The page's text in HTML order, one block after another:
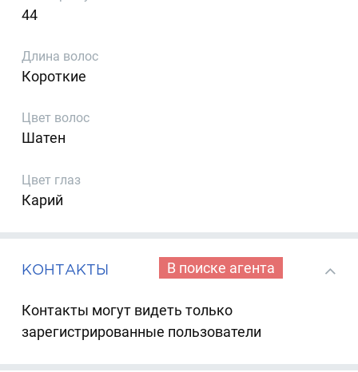
44
Длина волос
Короткие
Цвет волос
Шатен
Цвет глаз
Карий
КОНТАКТЫ В поиске агента
Контакты могут видеть только
зарегистрированные пользователи